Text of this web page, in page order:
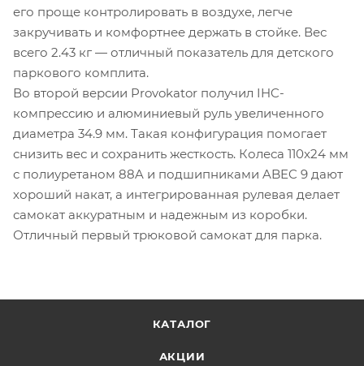
его проще контролировать в воздухе, легче
закручивать и комфортнее держать в стойке. Вес
всего 2.43 кг — отличный показатель для детского
паркового комплита.
Во второй версии Provokator получил IHC-
компрессию и алюминиевый руль увеличенного
диаметра 34.9 мм. Такая конфигурация помогает
снизить вес и сохранить жесткость. Колеса 110x24 мм
с полиуретаном 88A и подшипниками ABEC 9 дают
хороший накат, а интегрированная рулевая делает
самокат аккуратным и надежным из коробки.
Отличный первый трюковой самокат для парка.
КАТАЛОГ
АКЦИИ